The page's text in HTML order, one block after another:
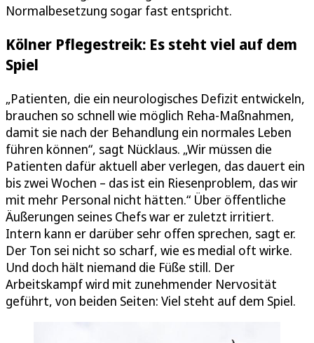
Normalbesetzung sogar fast entspricht.
Kölner Pflegestreik: Es steht viel auf dem
Spiel
„Patienten, die ein neurologisches Defizit entwickeln,
brauchen so schnell wie möglich Reha-Maßnahmen,
damit sie nach der Behandlung ein normales Leben
führen können“, sagt Nücklaus. „Wir müssen die
Patienten dafür aktuell aber verlegen, das dauert ein
bis zwei Wochen – das ist ein Riesenproblem, das wir
mit mehr Personal nicht hätten.“ Über öffentliche
Äußerungen seines Chefs war er zuletzt irritiert.
Intern kann er darüber sehr offen sprechen, sagt er.
Der Ton sei nicht so scharf, wie es medial oft wirke.
Und doch hält niemand die Füße still. Der
Arbeitskampf wird mit zunehmender Nervosität
geführt, von beiden Seiten: Viel steht auf dem Spiel.